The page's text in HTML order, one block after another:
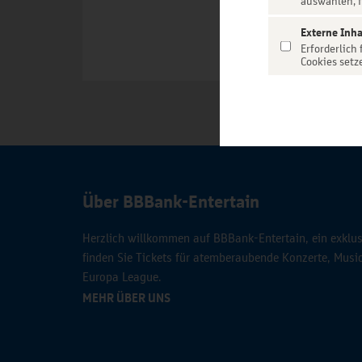
Über BBBank-Entertain
Herzlich willkommen auf BBBank-Entertain, ein
finden Sie Tickets für atemberaubende Konzerte,
Europa League.
MEHR ÜBER UNS
Externe
Erforderlich
Cookies